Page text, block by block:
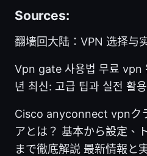
Sources:
翻墙回大陆：VPN 选择与
Vpn gate 사용법 무료 vpn
년 최신: 고급 팁과 실전 활
Cisco anyconnect vpnク
アとは？ 基本から設定、
まで徹底解説 最新情報と